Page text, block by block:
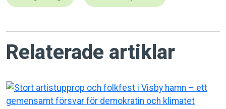
Relaterade artiklar